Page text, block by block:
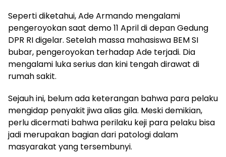
Seperti diketahui, Ade Armando mengalami
pengeroyokan saat demo 11 April di depan Gedung
DPR RI digelar. Setelah massa mahasiswa BEM SI
bubar, pengeroyokan terhadap Ade terjadi. Dia
mengalami luka serius dan kini tengah dirawat di
rumah sakit.
Sejauh ini, belum ada keterangan bahwa para pelaku
mengidap penyakit jiwa alias gila. Meski demikian,
perlu dicermati bahwa perilaku keji para pelaku bisa
jadi merupakan bagian dari patologi dalam
masyarakat yang tersembunyi.